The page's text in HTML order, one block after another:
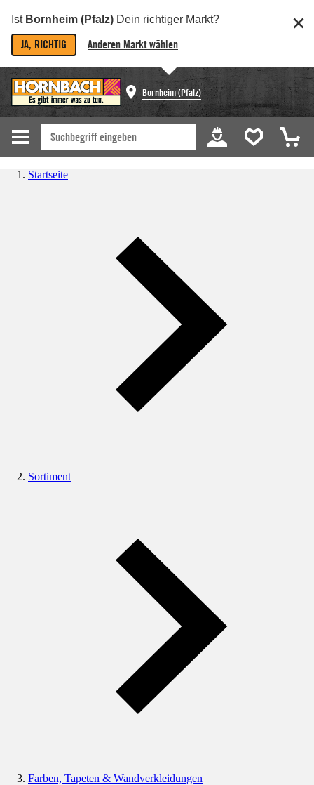
Ist Bornheim (Pfalz) Dein richtiger Markt?
JA, RICHTIG Anderen Markt wählen
Bornheim (Pfalz)
Startseite
Sortiment
Farben, Tapeten & Wandverkleidungen